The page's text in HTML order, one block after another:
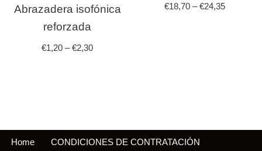
Abrazadera isofónica
reforzada
€1,20 –€2,30
€18,70–€24,35
Home
CONDICIONES DE CONTRATACIÓN